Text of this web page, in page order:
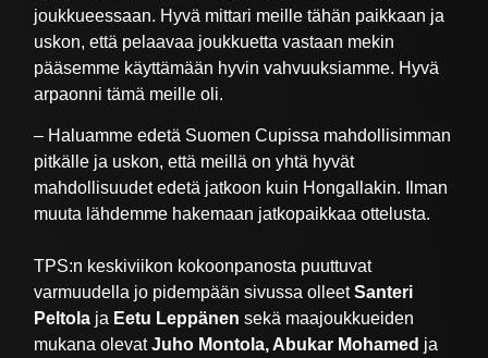
joukkueessaan. Hyvä mittari meille tähän paikkaan ja
uskon, että pelaavaa joukkuetta vastaan mekin
pääsemme käyttämään hyvin vahvuuksiamme. Hyvä
arpaonni tämä meille oli.
– Haluamme edetä Suomen Cupissa mahdollisimman
pitkälle ja uskon, että meillä on yhtä hyvät
mahdollisuudet edetä jatkoon kuin Hongallakin. Ilman
muuta lähdemme hakemaan jatkopaikkaa ottelusta.
TPS:n keskiviikon kokoonpanosta puuttuvat
varmuudella jo pidempään sivussa olleetSanteri
Peltola ja Eetu Leppänensekä maajoukkueiden
mukana olevatJuho Montola, Abukar Mohamed ja